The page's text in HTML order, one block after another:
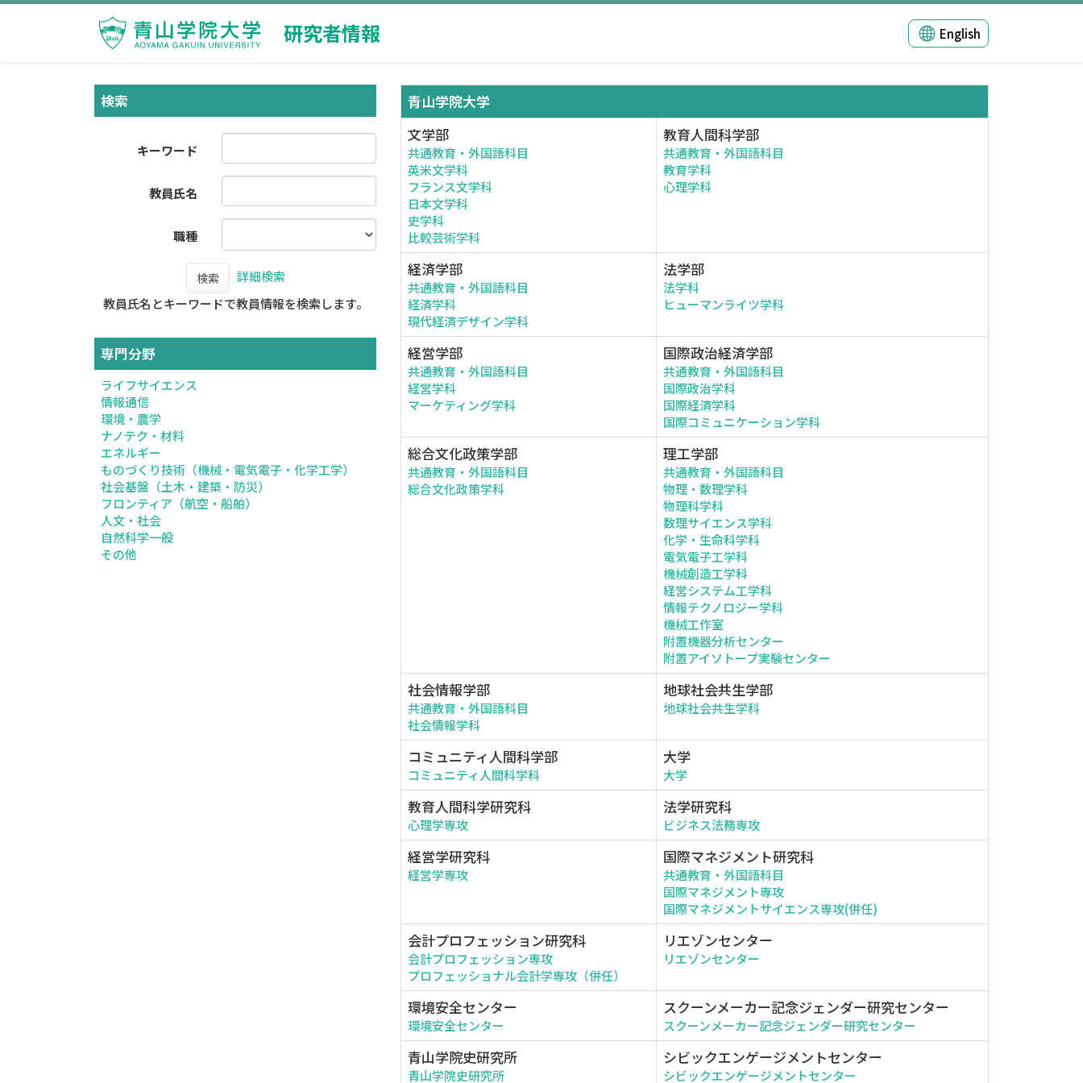
研究者情報 English
検索
キーワード
教員氏名
職種
検索
詳細検索
教員氏名とキーワードで教員情報を検索します。
専門分野
ライフサイエンス
情報通信
環境・農学
ナノテク・材料
エネルギー
ものづくり技術（機械・電気電子・化学工学）
社会基盤（土木・建築・防災）
フロンティア（航空・船舶）
人文・社会
自然科学一般
その他
青山学院大学
文学部
共通教育・外国語科目
英米文学科
フランス文学科
日本文学科
史学科
比較芸術学科
教育人間科学部
共通教育・外国語科目
教育学科
心理学科
経済学部
共通教育・外国語科目
経済学科
現代経済デザイン学科
法学部
法学科
ヒューマンライツ学科
経営学部
共通教育・外国語科目
経営学科
マーケティング学科
国際政治経済学部
共通教育・外国語科目
国際政治学科
国際経済学科
国際コミュニケーション学科
総合文化政策学部
共通教育・外国語科目
総合文化政策学科
理工学部
共通教育・外国語科目
物理・数理学科
物理科学科
数理サイエンス学科
化学・生命科学科
電気電子工学科
機械創造工学科
経営システム工学科
情報テクノロジー学科
機械工作室
附置機器分析センター
附置アイソトープ実験センター
社会情報学部
共通教育・外国語科目
社会情報学科
地球社会共生学部
地球社会共生学科
コミュニティ人間科学部
コミュニティ人間科学科
大学
大学
教育人間科学研究科
心理学専攻
法学研究科
ビジネス法務専攻
経営学研究科
経営学専攻
国際マネジメント研究科
共通教育・外国語科目
国際マネジメント専攻
国際マネジメントサイエンス専攻(併任)
会計プロフェッション研究科
会計プロフェッション専攻
プロフェッショナル会計学専攻（併任）
リエゾンセンター
リエゾンセンター
環境安全センター
環境安全センター
スクーンメーカー記念ジェンダー研究センター
スクーンメーカー記念ジェンダー研究センター
青山学院史研究所
青山学院史研究所
シビックエンゲージメントセンター
シビックエンゲージメントセンター